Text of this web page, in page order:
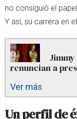
no consiguió el
Y así, su carrera en
renuncian a
Ver más
Un perfil de